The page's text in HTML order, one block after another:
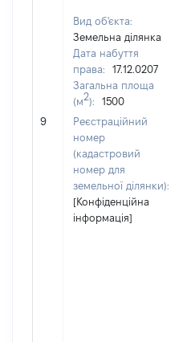
9
Вид об'єкта:
Земельна ділянка
Дата набуття
права:
17.12.0207
Загальна площа
(м2):
1500
Реєстраційний
номер
(кадастровий
номер для
земельної ділянки):
[Конфіденційна
інформація]